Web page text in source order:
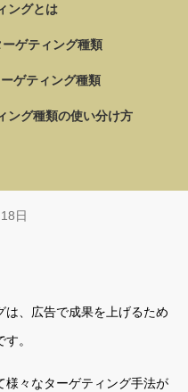
ングとは
ゲティング種類
ゲティング種類
ング種類の使い分け方
日
、広告で成果を上げるため
。
様々なターゲティング手法が